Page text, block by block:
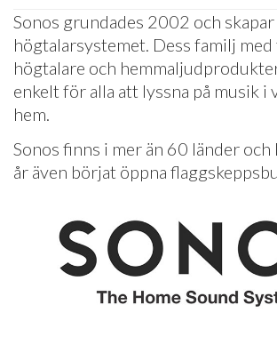
Sonos grundades 2002 och
högtalarsystemet. Dess familj med
högtalare och
enkelt för alla att lyssna på musik i
hem.
Sonos finns i mer än 60 länder och
år även börjat öppna